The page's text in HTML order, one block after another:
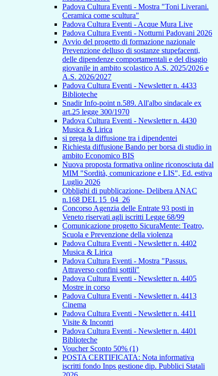
Padova Cultura Eventi - Mostra "Toni Liverani.
Ceramica come scultura"
Padova Cultura Eventi - Acque Mura Live
Padova Cultura Eventi - Notturni Padovani 2026
Avvio del progetto di formazione nazionale
Prevenzione delluso di sostanze stupefacenti,
delle dipendenze comportamentali e del disagio
giovanile in ambito scolastico A.S. 2025/2026 e
A.S. 2026/2027
Padova Cultura Eventi - Newsletter n. 4433
Biblioteche
Snadir Info-point n.589. All'albo sindacale ex
art.25 legge 300/1970
Padova Cultura Eventi - Newsletter n. 4430
Musica & Lirica
si prega la diffusione tra i dipendentei
Richiesta diffusione Bando per borsa di studio in
ambito Economico BIS
Nuova proposta formativa online riconosciuta dal
MIM "Sordità, comunicazione e LIS", Ed. estiva
Luglio 2026
Obblighi di pubblicazione- Delibera ANAC
n.168 DEL 15_04_26
Concorso Agenzia delle Entrate 93 posti in
Veneto riservati agli iscritti Legge 68/99
Comunicazione progetto SicuraMente: Teatro,
Scuola e Prevenzione della violenza
Padova Cultura Eventi - Newsletter n. 4402
Musica & Lirica
Padova Cultura Eventi - Mostra "Passus.
Attraverso confini sottili"
Padova Cultura Eventi - Newsletter n. 4405
Mostre in corso
Padova Cultura Eventi - Newsletter n. 4413
Cinema
Padova Cultura Eventi - Newsletter n. 4411
Visite & Incontri
Padova Cultura Eventi - Newsletter n. 4401
Biblioteche
Voucher Sconto 50% (1)
POSTA CERTIFICATA: Nota informativa
iscritti fondo Inps gestione dip. Pubblici Statali